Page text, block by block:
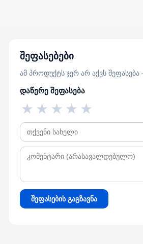
შეფასებები
ამ პროდუქტს ჯერ არ აქვს
დაწერე შეფასება
★
★
★
★
★
შეფასების გაგზავნა